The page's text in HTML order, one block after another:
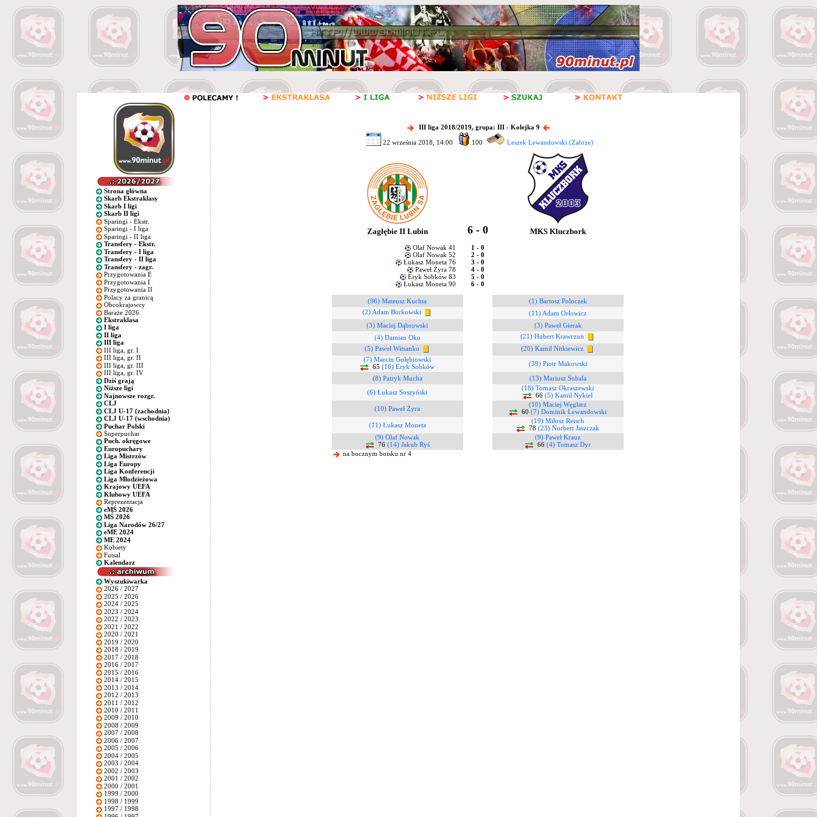
Strona główna
Skarb Ekstraklasy
Skarb I ligi
Skarb II ligi
Sparingi - Ekstr.
Sparingi - I liga
Sparingi - II liga
Transfery - Ekstr.
Transfery - I liga
Transfery - II liga
Transfery - zagr.
Przygotowania E
Przygotowania I
Przygotowania II
Polacy za granicą
Obcokrajowcy
Baraże 2026
Ekstraklasa
I liga
II liga
III liga
III liga, gr. I
III liga, gr. II
III liga, gr. III
III liga, gr. IV
Dziś grają
Niższe ligi
Najnowsze rozgr.
CLJ
CLJ U-17 (zachodnia)
CLJ U-17 (wschodnia)
Puchar Polski
Superpuchar
Puch. okręgowe
Europuchary
Liga Mistrzów
Liga Europy
Liga Konferencji
Liga Młodzieżowa
Krajowy UEFA
Klubowy UEFA
Reprezentacja
eMŚ 2026
MŚ 2026
Liga Narodów 26/27
eME 2024
ME 2024
Kobiety
Futsal
Kalendarz
Wyszukiwarka
2026 / 2027
2025 / 2026
2024 / 2025
2023 / 2024
2022 / 2023
2021 / 2022
2020 / 2021
2019 / 2020
2018 / 2019
2017 / 2018
2016 / 2017
2015 / 2016
2014 / 2015
2013 / 2014
2012 / 2013
2011 / 2012
2010 / 2011
2009 / 2010
2008 / 2009
2007 / 2008
2006 / 2007
2005 / 2006
2004 / 2005
2003 / 2004
2002 / 2003
2001 / 2002
2000 / 2001
1999 / 2000
1998 / 1999
1997 / 1998
III liga 2018/2019, grupa: III - Kolejka 9
22 września 2018, 14:00 100 Leszek Lewandowski (Zabrze)
Zagłębie II Lubin 6 - 0 MKS Kluczbork
Olaf Nowak 41
1 - 0
Olaf Nowak 52
2 - 0
Łukasz Moneta 76
3 - 0
Paweł Żyra 78
4 - 0
Eryk Sobków 83
5 - 0
Łukasz Moneta 90
6 - 0
(96) Mateusz Kuchta
(1) Bartosz Poloczek
(2) Adam Borkowski
(11) Adam Orłowicz
(3) Maciej Dąbrowski
(3) Paweł Gierak
(4) Damian Oko
(21) Hubert Krawczun
(5) Paweł Witsanko
(20) Kamil Nitkiewicz
(7) Marcin Gołębiowski
65 (16) Eryk Sobków
(39) Piotr Makowski
(8) Patryk Mucha
(13) Mariusz Sobala
(6) Łukasz Soszyński
(18) Tomasz Okraszewski
66 (5) Kamil Nykiel
(10) Paweł Żyra
(10) Maciej Węglarz
60 (7) Dominik Lewandowski
(11) Łukasz Moneta
(19) Miłosz Reisch
78 (23) Norbert Jaszczak
(9) Olaf Nowak
76 (14) Jakub Ryś
(9) Paweł Krauz
66 (4) Tomasz Dyr
na bocznym boisku nr 4